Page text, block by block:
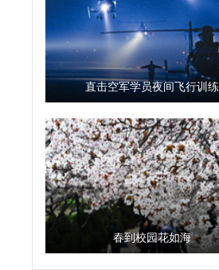
直击空军学员夜间飞行训练
春到校园花如海